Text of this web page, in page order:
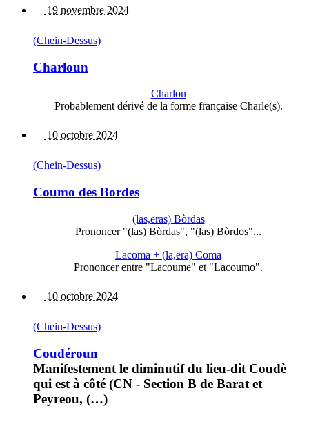
19 novembre 2024
(Chein-Dessus)
Charloun
Charlon
Probablement dérivé de la forme française Charle(s).
10 octobre 2024
(Chein-Dessus)
Coumo des Bordes
(las,eras) Bòrdas
Prononcer "(las) Bòrdas", "(las) Bòrdos"...
Lacoma + (la,era) Coma
Prononcer entre "Lacoume" et "Lacoumo".
10 octobre 2024
(Chein-Dessus)
Coudéroun
Manifestement le diminutif du lieu-dit Coudè
qui est à côté (CN - Section B de Barat et
Peyreou, (…)